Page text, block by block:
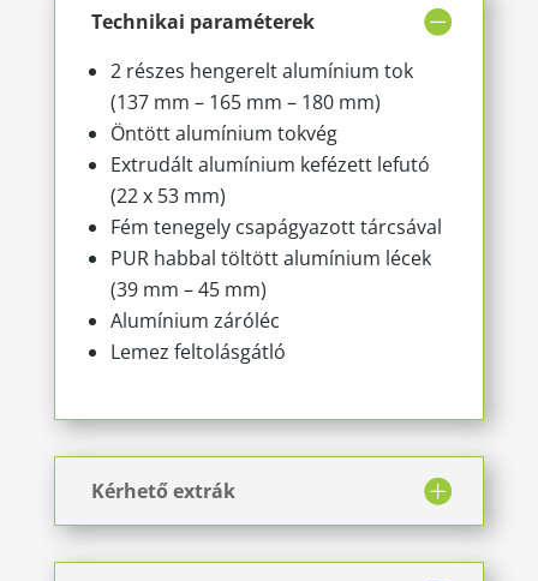
Technikai paraméterek
2 részes hengerelt alumínium tok
(137 mm – 165 mm – 180 mm)
Öntött alumínium tokvég
Extrudált alumínium kefézett lefutó
(22 x 53 mm)
Fém tenegely csapágyazott tárcsával
PUR habbal töltött alumínium lécek
(39 mm – 45 mm)
Alumínium záróléc
Lemez feltolásgátló
Kérhető extrák